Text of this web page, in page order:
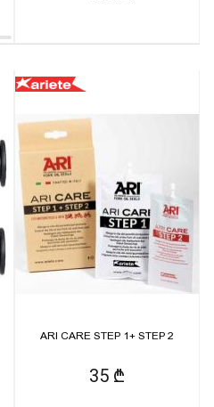
ARI CARE STEP 1+ STEP 2
35 ₾